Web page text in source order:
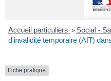
Accueil particuliers > Social -
d'invalidité temporaire (AIT)
Fiche pratique